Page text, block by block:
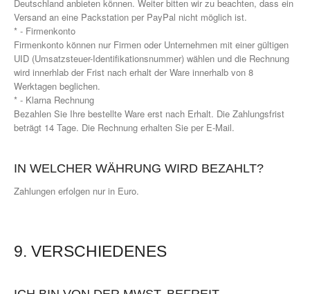
Deutschland anbieten können. Weiter bitten wir zu beachten, dass ein
Versand an eine Packstation per PayPal nicht möglich ist.
* - Firmenkonto
Firmenkonto können nur Firmen oder Unternehmen mit einer gültigen
UID (Umsatzsteuer-Identifikationsnummer) wählen und die Rechnung
wird innerhlab der Frist nach erhalt der Ware innerhalb von 8
Werktagen beglichen.
* - Klarna Rechnung
Bezahlen Sie Ihre bestellte Ware erst nach Erhalt. Die Zahlungsfrist
beträgt 14 Tage. Die Rechnung erhalten Sie per E-Mail.
IN WELCHER WÄHRUNG WIRD BEZAHLT?
Zahlungen erfolgen nur in Euro.
9. VERSCHIEDENES